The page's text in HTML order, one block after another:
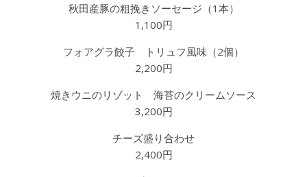
秋田産豚の粗挽きソーセージ（1本）
1,100円
フォアグラ餃子 トリュフ風味（2個）
2,200円
焼きウニのリゾット 海苔のクリームソース
3,200円
チーズ盛り合わせ
2,400円